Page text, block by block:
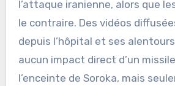
l’attaque iranienne, alors que
le contraire. Des vidéos
depuis l’hôpital et ses
aucun impact direct d’un
l’enceinte de Soroka, mais